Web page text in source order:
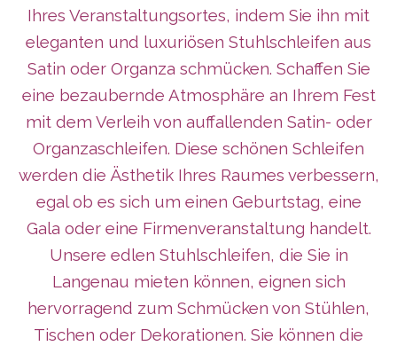
Ihres Veranstaltungsortes, indem Sie ihn mit
eleganten und luxuriösen Stuhlschleifen aus
Satin oder Organza schmücken. Schaffen Sie
eine bezaubernde Atmosphäre an Ihrem Fest
mit dem Verleih von auffallenden Satin- oder
Organzaschleifen. Diese schönen Schleifen
werden die Ästhetik Ihres Raumes verbessern,
egal ob es sich um einen Geburtstag, eine
Gala oder eine Firmenveranstaltung handelt.
Unsere edlen Stuhlschleifen, die Sie in
Langenau mieten können, eignen sich
hervorragend zum Schmücken von Stühlen,
Tischen oder Dekorationen. Sie können die